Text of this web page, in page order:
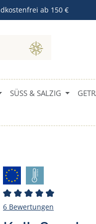
ab 150 €
SÜSS & SALZIG
Durchschnittliche
6 Bewertungen